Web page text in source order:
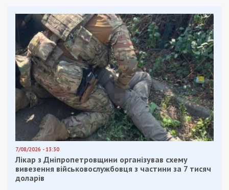
7/08/2026 - 13:30
Лікар з Дніпропетровщини організував схему
вивезення військовослужбовця з частини за 7 тисяч
доларів